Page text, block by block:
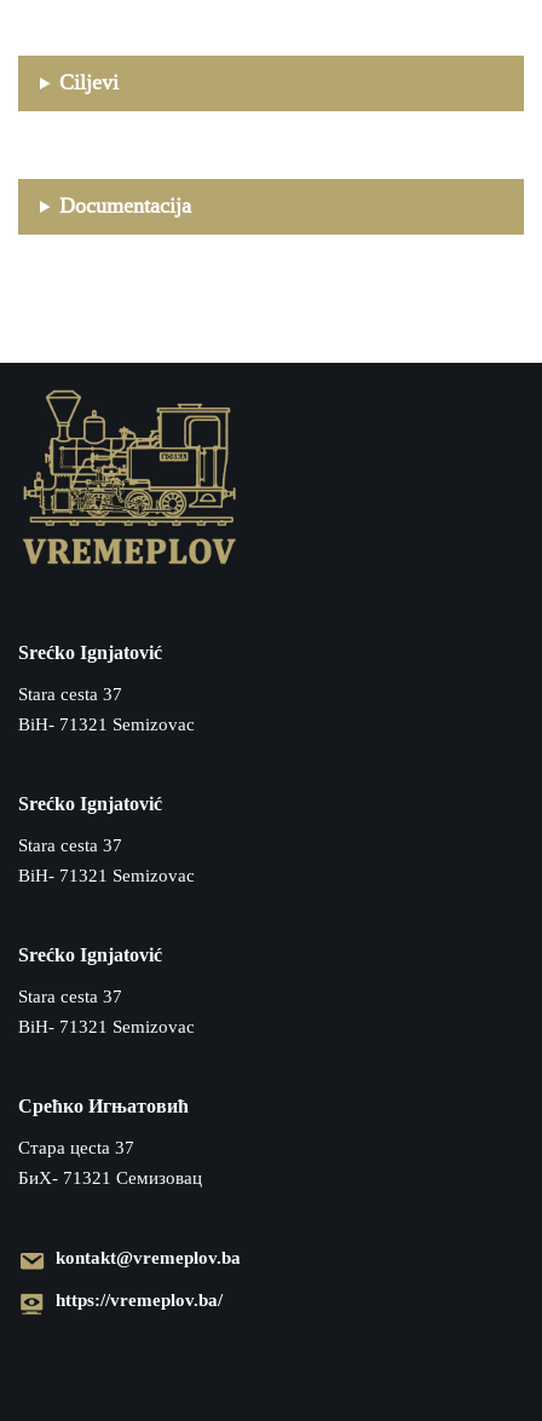
Ciljevi
Documentacija
Srećko Ignjatović
Stara cesta 37
BiH- 71321 Semizovac
Srećko Ignjatović
Stara cesta 37
BiH- 71321 Semizovac
Srećko Ignjatović
Stara cesta 37
BiH- 71321 Semizovac
Срећко Игњатовић
Cтара цecta 37
БиХ- 71321 Семизовац
kontakt@vremeplov.ba
https://vremeplov.ba/